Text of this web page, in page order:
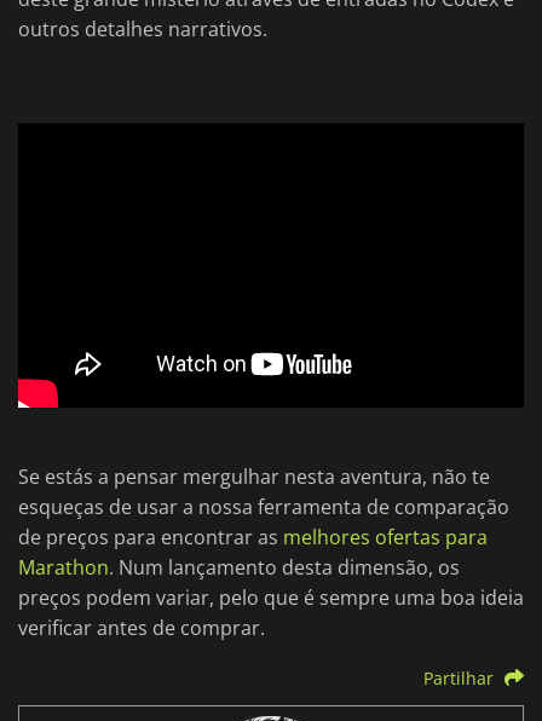
outros detalhes narrativos.
Se estás a pensar mergulhar nesta aventura, não te
esqueças de usar a nossa ferramenta de comparação
de preços para encontrar as melhores ofertas para
Marathon. Num lançamento desta dimensão, os
preços podem variar, pelo que é sempre uma boa ideia
verificar antes de comprar.
Partilhar